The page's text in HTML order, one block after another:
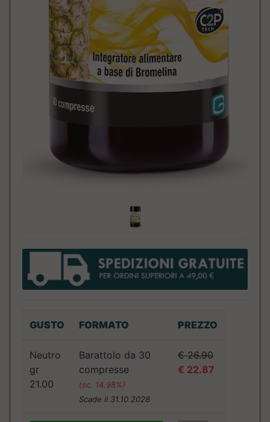
GUSTO FORMATO PREZZO
Neutro
gr
21.00
Barattolo da 30
compresse
(sc. 14.98%)
Scade il 31.10.2028
€ 26.90
€ 22.87